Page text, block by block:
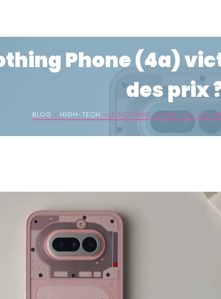
Phone (4a)
des prix
BLOG » HIGH-TECH » LE NOTHING PHONE (4A)